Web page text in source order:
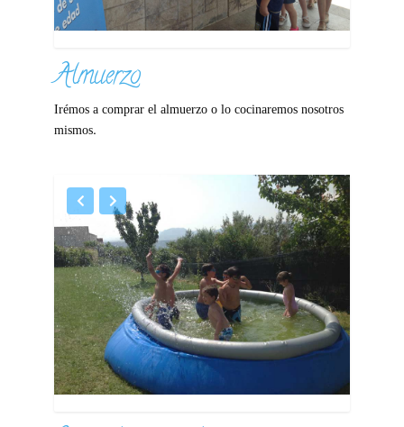
Almuerzo
Irémos a comprar el almuerzo o lo cocinaremos nosotros
mismos.